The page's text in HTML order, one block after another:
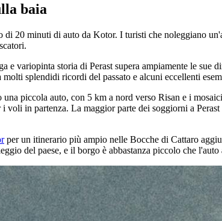
baia
20 minuti di auto da Kotor. I turisti che noleggiano
e variopinta storia di Perast supera ampiamente le
splendidi ricordi del passato e alcuni eccellenti
piccola auto, con 5 km a nord verso Risan e i
voli in partenza. La maggior parte dei soggiorni a
per un itinerario più ampio nelle Bocche di Cattaro
del paese, e il borgo è abbastanza piccolo che